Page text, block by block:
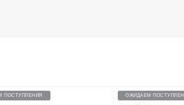
ПОСТУПЛЕНИЯ ОЖИДАЕМ